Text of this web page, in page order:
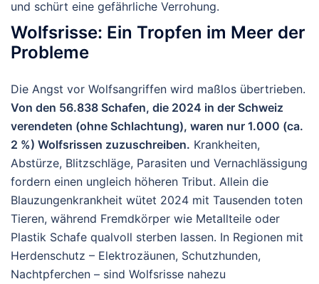
und schürt eine gefährliche Verrohung.
Wolfsrisse: Ein Tropfen im Meer der
Probleme
Die Angst vor Wolfsangriffen wird maßlos übertrieben.
Von den 56.838 Schafen, die 2024 in der Schweiz
verendeten (ohne Schlachtung), waren nur 1.000 (ca.
2 %) Wolfsrissen zuzuschreiben. Krankheiten,
Abstürze, Blitzschläge, Parasiten und Vernachlässigung
fordern einen ungleich höheren Tribut. Allein die
Blauzungenkrankheit wütet 2024 mit Tausenden toten
Tieren, während Fremdkörper wie Metallteile oder
Plastik Schafe qualvoll sterben lassen. In Regionen mit
Herdenschutz – Elektrozäunen, Schutzhunden,
Nachtpferchen – sind Wolfsrisse nahezu